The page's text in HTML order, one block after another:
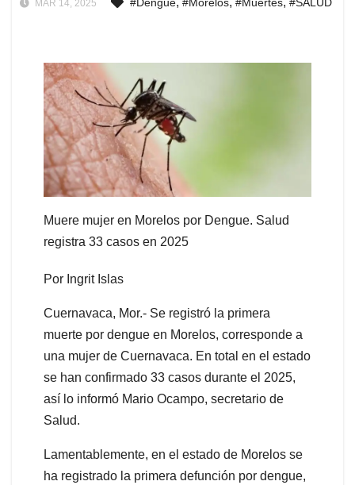
MAR 14, 2025
Muere mujer en Morelos por Dengue. Salud
registra 33 casos en 2025
Por Ingrit Islas
Cuernavaca, Mor.- Se registró la primera
muerte por dengue en Morelos, corresponde a
una mujer de Cuernavaca. En total en el estado
se han confirmado 33 casos durante el 2025,
así lo informó Mario Ocampo, secretario de
Salud.
Lamentablemente, en el estado de Morelos se
ha registrado la primera defunción por dengue,